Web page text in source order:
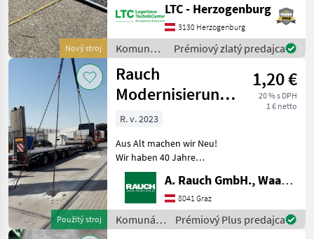
Nový stroj
Edelstahl Schleppmatte,
ideal für das Einarbeiten
von Material. In
verschiedenen Größen
LTC - Herzogenburg
3130 Herzogenburg
Komunálne
stroje /
Sonstige
Prémiový zlatý predajca
Použitý stroj
Rauch
Modernisierung
von
Brückenwaagen
50t/20kg
1,20 €
20 % s DPH
1 € netto
R. v. 2023
Aus Alt machen wir Neu!
Wir haben 40 Jahre
Erfahrung im
Fahrzeugwaagenbau.
Dadurch sind wir in der
Lage, bestehende
Fahrzeuwaagen /
A. Rauch GmbH., Waagen-Lebensmittelmaschinen-Befeuchtungstechnik
8041 Graz
Komunálne
stroje /
Prémiový Plus predajca